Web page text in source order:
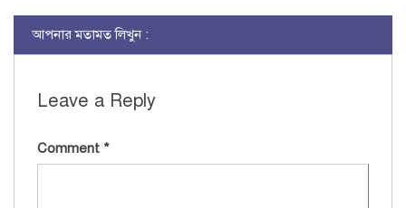
আপনার মতামত লিখুন :
Leave a Reply
Comment *